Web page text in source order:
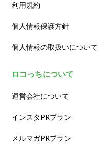
利用規約
個人情報保護方針
個人情報の取扱いについて
ロコっちについて
運営会社について
インスタPRプラン
メルマガPRプラン